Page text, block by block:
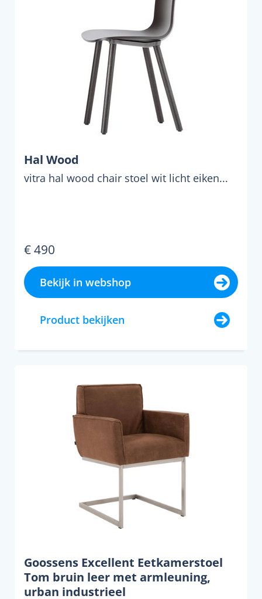
Hal Wood
vitra hal wood chair stoel wit licht eiken...
€ 490
Bekijk in webshop
Product bekijken
Goossens Excellent Eetkamerstoel
Tom bruin leer met armleuning,
urban industrieel